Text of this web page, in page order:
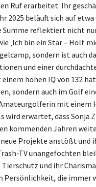
Ruf erarbeitet. Ihr
2025 beläuft sich auf etwa
Summe reflektiert nicht
‚Ich bin ein Star – Holt
sondern ist auch
und einer
hohen IQ von 132
sondern auch im Golf
mit einem
wird erwartet, dass Sonja
kommenden Jahren
Projekte anstößt und
TV unangefochten
und ihr
Persönlichkeit, die immer